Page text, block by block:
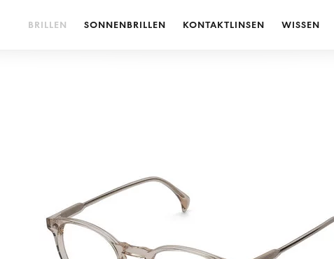
BRILLEN SONNENBRILLEN KONTAKTLINSEN WISSEN